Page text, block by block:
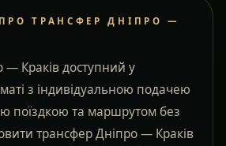
ТРАНСФЕР ДНІПРО —
— Краків доступний у
з індивідуальною подачею
поїздкою та маршрутом без
трансфер Дніпро — Краків